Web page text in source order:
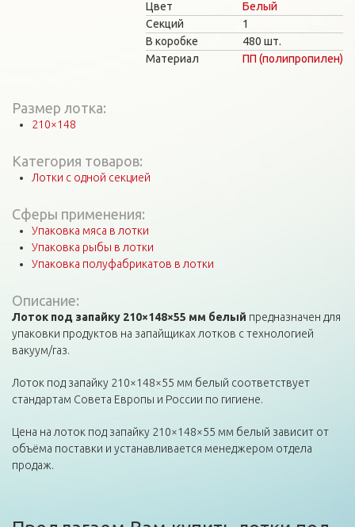
Цвет
Белый
Секций
1
В коробке
480 шт.
Материал
ПП (полипропилен)
Размер лотка:
210×148
Категория товаров:
Лотки с одной секцией
Сферы применения:
Упаковка мяса в лотки
Упаковка рыбы в лотки
Упаковка полуфабрикатов в лотки
Описание:
Лоток под запайку 210×148×55 мм белый предназначен для
упаковки продуктов на запайщиках лотков с технологией
вакуум/газ.
Лоток под запайку 210×148×55 мм белый соответствует
стандартам Совета Европы и России по гигиене.
Цена на лоток под запайку 210×148×55 мм белый зависит от
объёма поставки и устанавливается менеджером отдела
продаж.